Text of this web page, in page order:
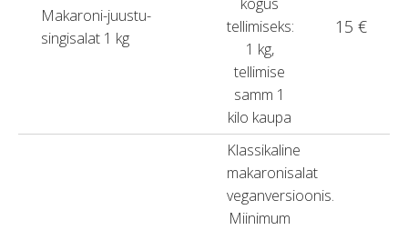
Makaroni-juustu-
singisalat 1 kg
tellimiseks:
1 kg,
tellimise
samm 1
kilo kaupa
15 €
Klassikaline
makaronisalat
veganversioonis.
Miinimum